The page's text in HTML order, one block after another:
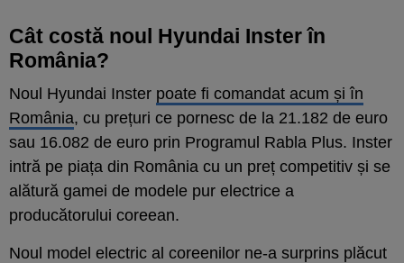
Cât costă noul Hyundai Inster în
România?
Noul Hyundai Inster poate fi comandat acum și în
România, cu prețuri ce pornesc de la 21.182 de euro
sau 16.082 de euro prin Programul Rabla Plus. Inster
intră pe piața din România cu un preț competitiv și se
alătură gamei de modele pur electrice a
producătorului coreean.
Noul model electric al coreenilor ne-a surprins plăcut